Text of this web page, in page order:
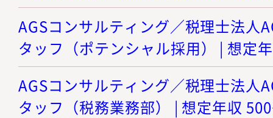
AGSコンサルティング／税理士法人
タッフ（ポテンシャル採用） | 想定
AGSコンサルティング／税理士法人
タッフ（税務業務部） | 想定年収